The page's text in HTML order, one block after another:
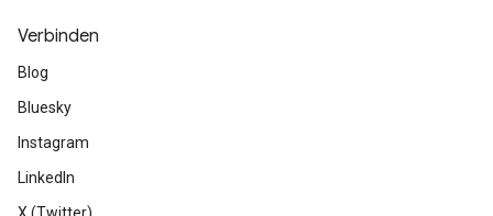
Verbinden
Blog
Bluesky
Instagram
LinkedIn